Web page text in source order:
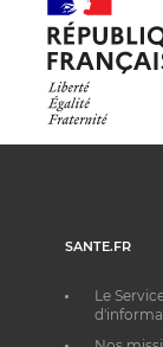
SANTE.FR
Le